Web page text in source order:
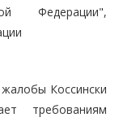
Федерации",
Коссински
требованиям